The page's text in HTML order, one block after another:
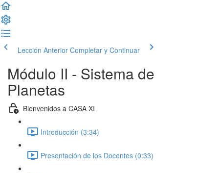
Lección Anterior Completar y Continuar
Módulo II - Sistema de
Planetas
Bienvenidos a CASA XI
Introducción (3:34)
Presentación de los Docentes (0:33)